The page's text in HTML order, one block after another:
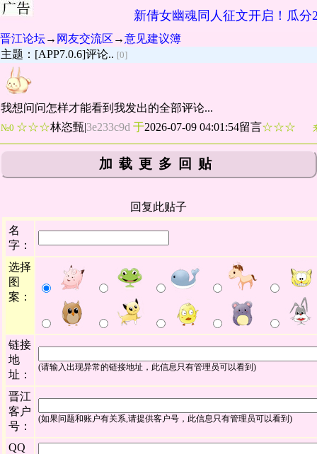
新倩女幽魂同人征文开启！瓜分
晋江论坛→ 网友交流区 →意见建议簿
主题：[APP7.0.6]评论.. [0]
我想问问怎样才能看到我发出的全部评论...
№0 ☆☆☆林恣甄|3e233c9d 于2026-07-09 04:01:54留言☆☆☆
加载更多回贴
回复此贴子
名
字：
选择
图
案：
链接
地
址：
(请输入出现异常的链接地址，此信息只有管理员可以看到)
晋江
客户
号：
(如果问题和账户有关系,请提供客户号，此信息只有管理员可以看到)
QQ